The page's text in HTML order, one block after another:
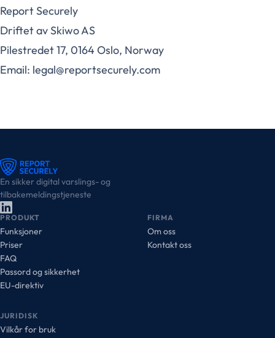
Report Securely
Driftet av Skiwo AS
Pilestredet 17, 0164 Oslo, Norway
Email: legal@reportsecurely.com
En sikker digital varslings- og
tilbakemeldingstjeneste
PRODUKT
Funksjoner
Priser
FAQ
Passord og sikkerhet
EU-direktiv
FIRMA
Om oss
Kontakt oss
JURIDISK
Vilkår for bruk